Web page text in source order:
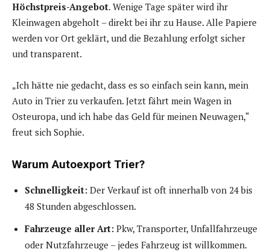
Höchstpreis-Angebot. Wenige Tage später wird ihr
Kleinwagen abgeholt – direkt bei ihr zu Hause. Alle Papiere
werden vor Ort geklärt, und die Bezahlung erfolgt sicher
und transparent.
„Ich hätte nie gedacht, dass es so einfach sein kann, mein
Auto in Trier zu verkaufen. Jetzt fährt mein Wagen in
Osteuropa, und ich habe das Geld für meinen Neuwagen,“
freut sich Sophie.
Warum Autoexport Trier?
Schnelligkeit: Der Verkauf ist oft innerhalb von 24 bis
48 Stunden abgeschlossen.
Fahrzeuge aller Art: Pkw, Transporter, Unfallfahrzeuge
oder Nutzfahrzeuge – jedes Fahrzeug ist willkommen.